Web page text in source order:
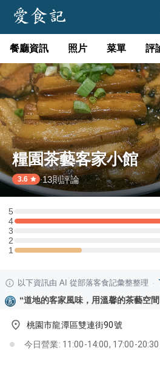
餐廳資訊 照片 菜單 評
糧園茶藝客家小館
3.6 ·13則評論
5
5 星：0 則評論
4
4 星：3 則評論
3
3 星：0 則評論
2
2 星：0 則評論
11 星：1 則評論
以下資訊由 AI 從部落客食記彙整整理 ·
“道地的客家風味，用溫馨的茶藝空
桃園市龍潭區雙連街90號
今日營業: 11:00-14:00, 17:00-20:30